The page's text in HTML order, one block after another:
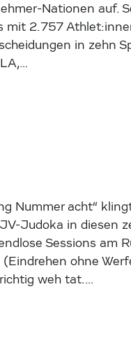
Nationen auf.
mit 2.757
in zehn
Nummer acht“
Judoka in diesen
Sessions am
ohne
weh tat.…